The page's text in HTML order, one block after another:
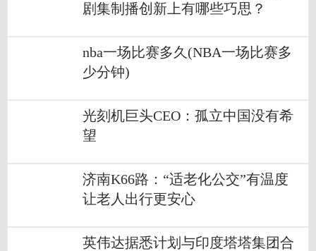
剧集制播创新上有哪些巧思？
nba一场比赛多久(NBA一场比赛多
少分钟)
光刻机巨头CEO：孤立中国没有希
望
济南K66路：“适老化公交”有温度
让老人出行更安心
英伟达据悉计划与印度塔塔集团合